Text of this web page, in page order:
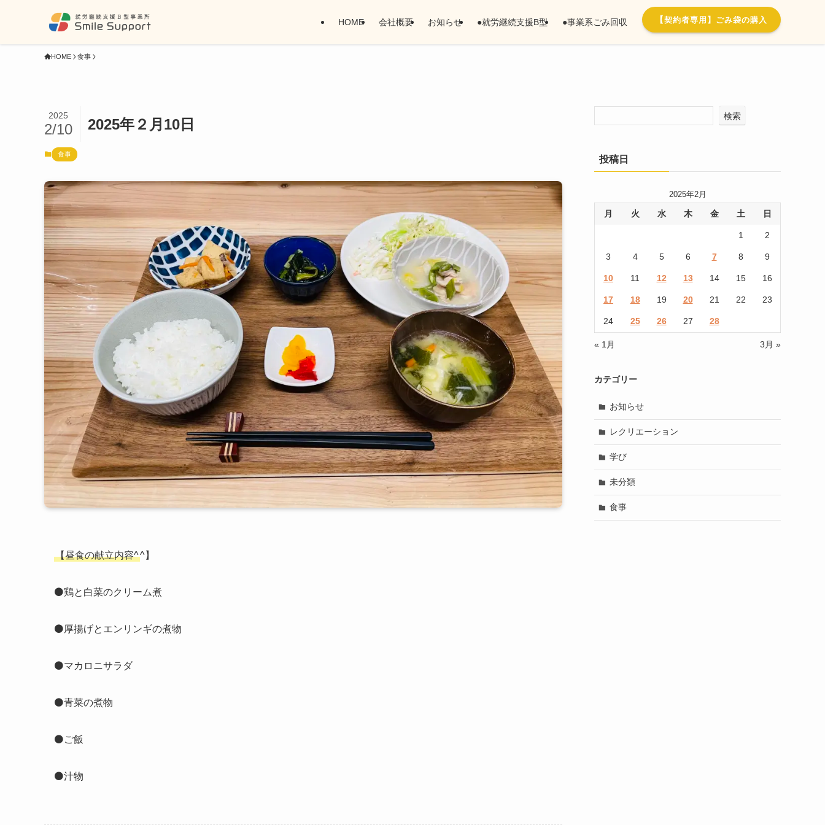
HOME 会社概要 お知らせ ●就労継続支援B型 ●事業系ごみ回収 【契約者専用】ごみ袋の購入
HOME 食事
2025年２月10日
2025
2/10
食事
【昼食の献立内容^^】
⚫️鶏と白菜のクリーム煮
⚫️厚揚げとエンリンギの煮物
⚫️マカロニサラダ
⚫️青菜の煮物
⚫️ご飯
⚫️汁物
検索
投稿日
2025年2月
月 火 水 木 金 土 日
1 2
3 4 5 6 7 8 9
10 11 12 13 14 15 16
17 18 19 20 21 22 23
24 25 26 27 28
« 1月 3月 »
カテゴリー
お知らせ
レクリエーション
学び
未分類
食事